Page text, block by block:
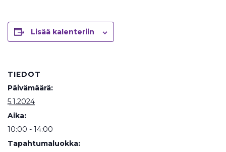
Lisää kalenteriin
TIEDOT
Päivämäärä:
5.1.2024
Aika:
10:00 - 14:00
Tapahtumaluokka: